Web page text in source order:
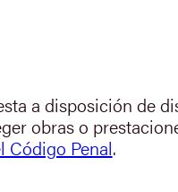
a disposición de
obras o
Código Penal.